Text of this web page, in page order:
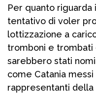
Per quanto riguarda
tentativo di voler
lottizzazione a
tromboni e trombati
sarebbero stati
come Catania
rappresentanti della